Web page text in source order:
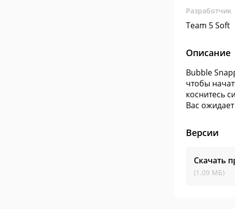
Разработчик
Team 5 Soft
Описание
Bubble
чтобы
коснитесь
Вас
Версии
Скачать
(1.09 МБ)